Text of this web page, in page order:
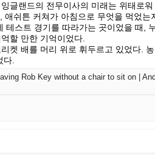
글랜드의 전무이사의 미래는 위태로워
쉬튼 커쳐가 아침으로 무엇을 먹었
테스트 경기를 따라가는 곳이었을 때,
할 만한 기억이었다.
켓 배를 머리 위로 휘두르고 있었다.
.
Rob Key without a chair to sit on |